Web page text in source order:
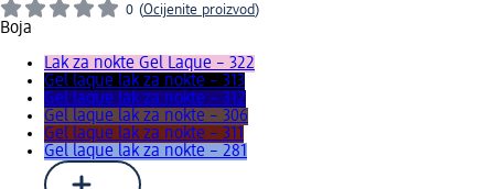
0 (Ocijenite proizvod)
Boja
Lak za nokte Gel Laque – 322
Gel laque lak za nokte – 313
Gel laque lak za nokte – 312
Gel laque lak za nokte – 306
Gel laque lak za nokte – 311
Gel laque lak za nokte – 281